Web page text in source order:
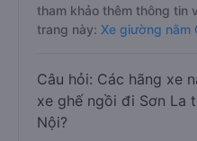
tham khảo thêm thông tin
trang này: Xe giường nằm
Câu hỏi: Các hãng xe
xe ghế ngồi đi Sơn La
Nội?